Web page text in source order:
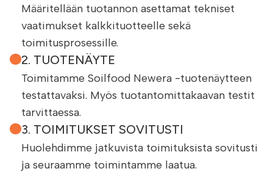
Määritellään tuotannon asettamat tekniset
vaatimukset kalkkituotteelle sekä
toimitusprosessille.
2. TUOTENÄYTE
Toimitamme Soilfood Newera -tuotenäytteen
testattavaksi. Myös tuotantomittakaavan testit
tarvittaessa.
3. TOIMITUKSET SOVITUSTI
Huolehdimme jatkuvista toimituksista sovitusti
ja seuraamme toimintamme laatua.